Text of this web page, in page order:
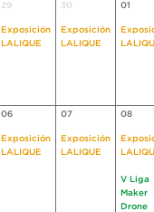
29
Exposición
LALIQUE
30
Exposición
LALIQUE
01
06
Exposición
LALIQUE
07
Exposición
LALIQUE
08
V Liga
Maker
Drone